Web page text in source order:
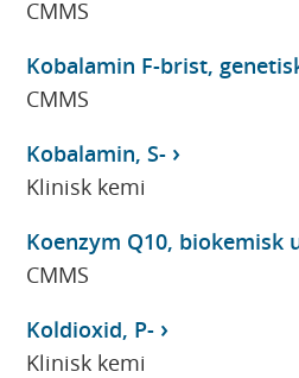
CMMS
Kobalamin F-brist,
CMMS
Kobalamin, S-
Klinisk kemi
Koenzym Q10, biokemisk
CMMS
Koldioxid, P-
Klinisk kemi